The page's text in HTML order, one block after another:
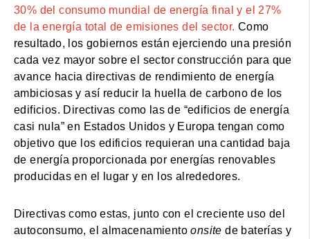
30% del consumo mundial de energía final y el 27%
de la energía total de emisiones del sector. Como
resultado, los gobiernos están ejerciendo una presión
cada vez mayor sobre el sector construcción para que
avance hacia directivas de rendimiento de energía
ambiciosas y así reducir la huella de carbono de los
edificios. Directivas como las de “edificios de energía
casi nula” en Estados Unidos y Europa tengan como
objetivo que los edificios requieran una cantidad baja
de energía proporcionada por energías renovables
producidas en el lugar y en los alrededores.
Directivas como estas, junto con el creciente uso del
autoconsumo, el almacenamientoonsite de baterías y